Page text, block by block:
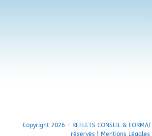
Copyright 2026 - REFLETS CONSEIL &
réservés |
Mentions Légales